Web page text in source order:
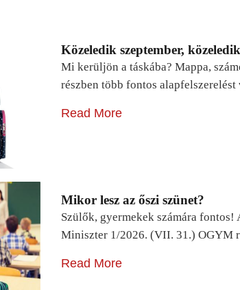
Közeledik szeptember,
Mi kerüljön a táskába? Mappa,
részben több fontos
Read More
Mikor lesz az őszi szünet?
Szülők, gyermekek számára
Miniszter 1/2026. (VII. 31.) OGYM
Read More